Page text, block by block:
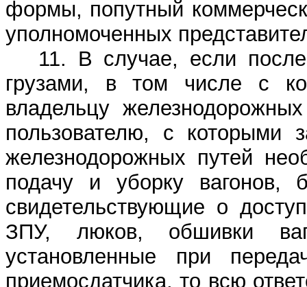
формы, попутный
уполномоченных
11. В случае, если
грузами, в том числе с
владельцу
пользователю, с которыми
железнодорожных путей
подачу и уборку вагонов,
свидетельствующие о
ЗПУ, люков, обшивки
установленные при
приемосдатчика, то всю